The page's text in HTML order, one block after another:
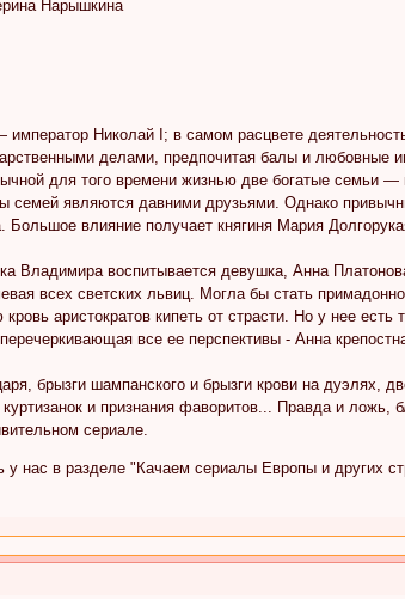
Нарышкина
император Николай I; в самом расцвете
делами, предпочитая балы и любовные
для того времени жизнью две богатые семьи
семей являются давними друзьями. Однако
Большое влияние получает княгиня Мария
Владимира воспитывается девушка, Анна
всех светских львиц. Могла бы стать
кровь аристократов кипеть от страсти. Но у нее
все ее перспективы - Анна
брызги шампанского и брызги крови на дуэлях,
и признания фаворитов... Правда и ложь,
сериале.
нас в разделе "Качаем сериалы Европы и других